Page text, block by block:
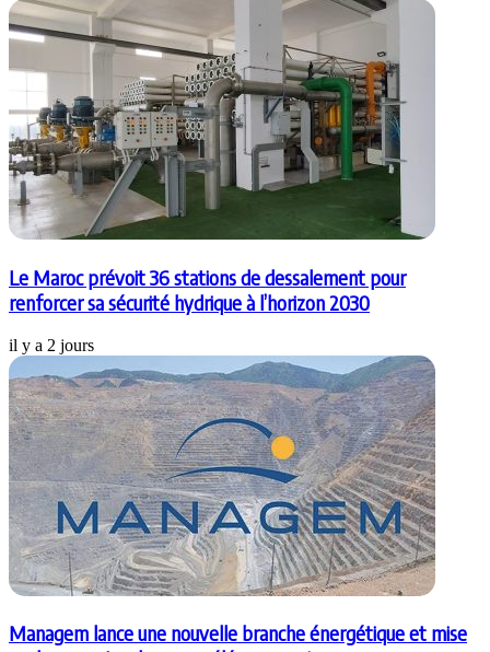
Le Maroc prévoit 36 stations de dessalement pour
renforcer sa sécurité hydrique à l’horizon 2030
il y a 2 jours
Managem lance une nouvelle branche énergétique et mise